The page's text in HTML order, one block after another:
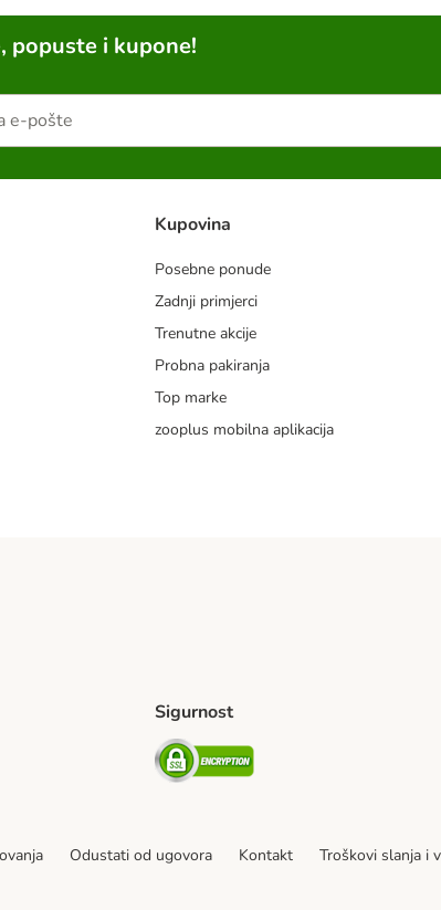
popuste i kupone!
Kupovina
Posebne ponude
Zadnji primjerci
Trenutne akcije
Probna pakiranja
Top marke
zooplus mobilna aplikacija
Sigurnost
Security
Odustati od ugovora Kontakt Troškovi slanja i